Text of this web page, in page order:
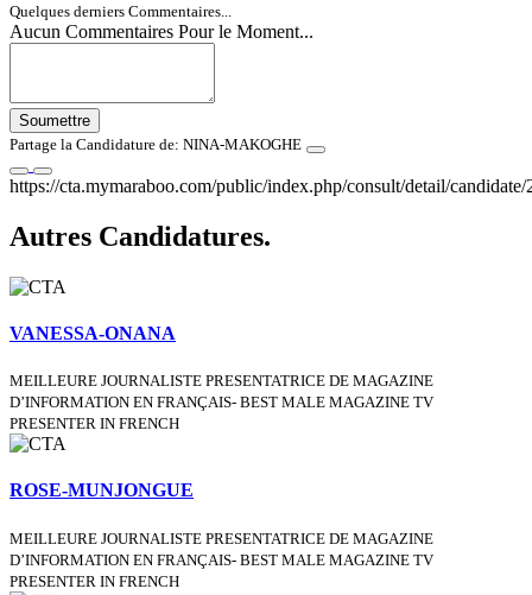
Quelques derniers Commentaires...
Aucun Commentaires Pour le Moment...
Soumettre
Partage la Candidature de: NINA-MAKOGHE
https://cta.mymaraboo.com/public/index.php/consult/detail/candidate/
Autres Candidatures.
VANESSA-ONANA
MEILLEURE JOURNALISTE PRESENTATRICE DE MAGAZINE
D’INFORMATION EN FRANÇAIS- BEST MALE MAGAZINE TV
PRESENTER IN FRENCH
ROSE-MUNJONGUE
MEILLEURE JOURNALISTE PRESENTATRICE DE MAGAZINE
D’INFORMATION EN FRANÇAIS- BEST MALE MAGAZINE TV
PRESENTER IN FRENCH